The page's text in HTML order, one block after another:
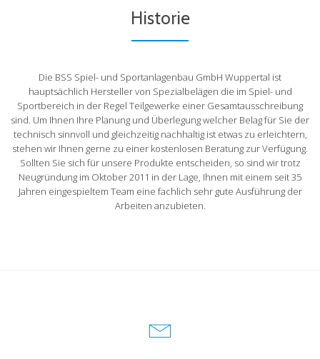
Historie
Die BSS Spiel- und Sportanlagenbau GmbH Wuppertal ist
hauptsächlich Hersteller von Spezialbelägen die im Spiel- und
Sportbereich in der Regel Teilgewerke einer Gesamtausschreibung
sind. Um Ihnen Ihre Planung und Überlegung welcher Belag für Sie der
technisch sinnvoll und gleichzeitig nachhaltig ist etwas zu erleichtern,
stehen wir Ihnen gerne zu einer kostenlosen Beratung zur Verfügung.
Sollten Sie sich für unsere Produkte entscheiden, so sind wir trotz
Neugründung im Oktober 2011 in der Lage, Ihnen mit einem seit 35
Jahren eingespieltem Team eine fachlich sehr gute Ausführung der
Arbeiten anzubieten.